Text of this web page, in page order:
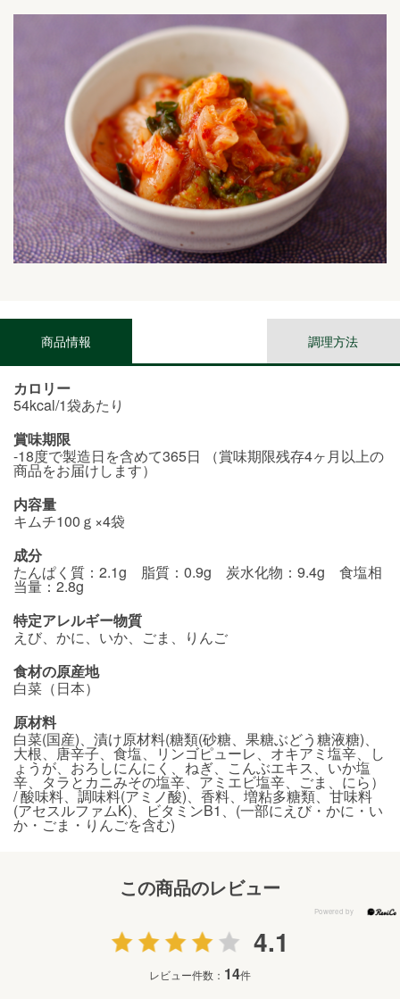
商品情報 調理方法
カロリー
54kcal/1袋あたり
賞味期限
-18度で製造日を含めて365日 （賞味期限残存4ヶ月以上の
商品をお届けします）
内容量
キムチ100ｇ×4袋
成分
たんぱく質：2.1g 脂質：0.9g 炭水化物：9.4g 食塩相
当量：2.8g
特定アレルギー物質
えび、かに、いか、ごま、りんご
食材の原産地
白菜（日本）
原材料
白菜(国産)、漬け原材料(糖類(砂糖、果糖ぶどう糖液糖)、
大根、唐辛子、食塩、リンゴピューレ、オキアミ塩辛、し
ょうが、おろしにんにく、ねぎ、こんぶエキス、いか塩
辛、タラとカニみその塩辛、アミエビ塩辛、ごま、にら）
/ 酸味料、調味料(アミノ酸)、香料、増粘多糖類、甘味料
(アセスルファムK)、ビタミンB1、(一部にえび・かに・い
か・ごま・りんごを含む)
この商品のレビュー
4.1
レビュー件数： 14件